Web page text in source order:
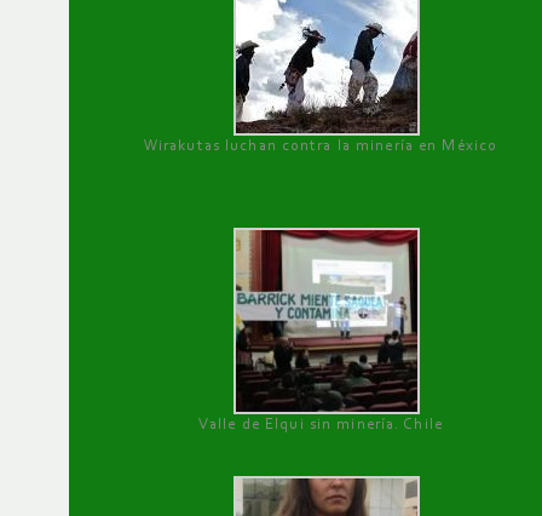
Wirakutas luchan contra la minería en México
Valle de Elqui sin minería. Chile